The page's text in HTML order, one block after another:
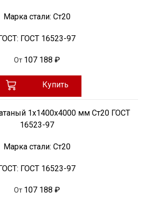
Марка стали: Ст20
ГОСТ 16523-97
От 107 188 ₽
Купить
1х1400х4000 мм Ст20 ГОСТ
16523-97
Марка стали: Ст20
ГОСТ 16523-97
От 107 188 ₽